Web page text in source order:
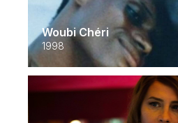
Woubi Chéri
1998